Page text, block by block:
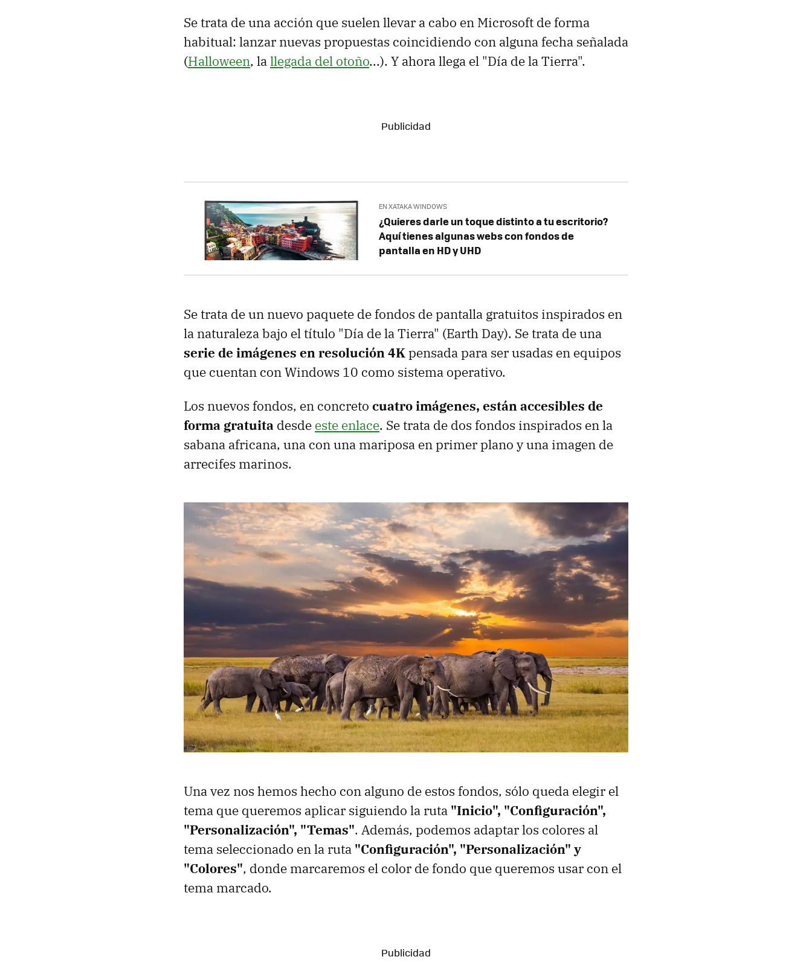
Se trata de una acción que suelen llevar a cabo en Microsoft de forma
habitual: lanzar nuevas propuestas coincidiendo con alguna fecha señalada
(Halloween, lallegada del otoño...). Y ahora llega el "Día de la Tierra".
EN XATAKA WINDOWS
¿Quieres darle un toque distinto a tu escritorio?
Aquí tienes algunas webs con fondos de
pantalla en HD y UHD
Se trata de un nuevo paquete de fondos de pantalla gratuitos inspirados en
la naturaleza bajo el título "Día de la Tierra" (Earth Day). Se trata de una
serie de imágenes en resolución 4Kpensada para ser usadas en equipos
que cuentan con Windows 10 como sistema operativo.
Los nuevos fondos, en concreto cuatro imágenes, están accesibles de
forma gratuita desde este enlace. Se trata de dos fondos inspirados en la
sabana africana, una con una mariposa en primer plano y una imagen de
arrecifes marinos.
Una vez nos hemos hecho con alguno de estos fondos, sólo queda elegir el
tema que queremos aplicar siguiendo la ruta "Inicio", "Configuración",
"Personalización", "Temas". Además, podemos adaptar los colores al
tema seleccionado en la ruta "Configuración", "Personalización" y
"Colores", donde marcaremos el color de fondo que queremos usar con el
tema marcado.